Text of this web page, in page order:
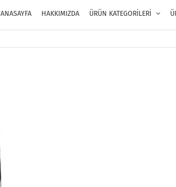
ANASAYFA HAKKIMIZDA ÜRÜN KATEGORİLERİ